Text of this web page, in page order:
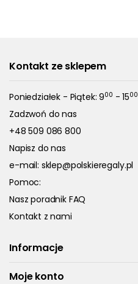
Kontakt ze sklepem
Poniedziałek - Piątek: 900 - 1500
Zadzwoń do nas
+48 509 086 800
Napisz do nas
e-mail: sklep@polskieregaly.pl
Pomoc:
Nasz poradnik FAQ
Kontakt z nami
Informacje
Moje konto